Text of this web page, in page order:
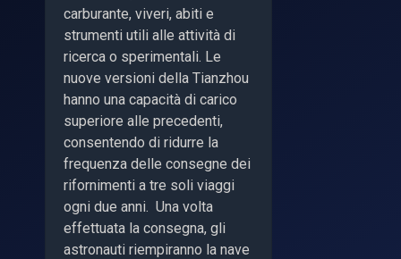
carburante, viveri, abiti e
strumenti utili alle attività di
ricerca o sperimentali. Le
nuove versioni della Tianzhou
hanno una capacità di carico
superiore alle precedenti,
consentendo di ridurre la
frequenza delle consegne dei
rifornimenti a tre soli viaggi
ogni due anni. Una volta
effettuata la consegna, gli
astronauti riempiranno la nave